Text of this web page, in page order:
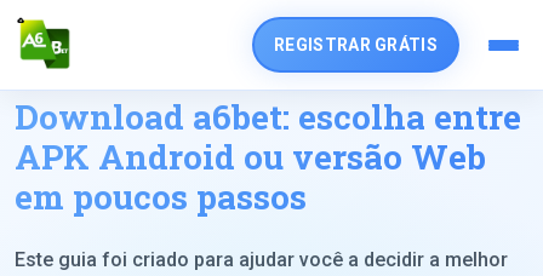
REGISTRAR GRÁTIS
Download a6bet: escolha entre
APK Android ou versão Web
em poucos passos
Este guia foi criado para ajudar você a decidir a melhor